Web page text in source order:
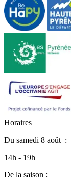
Horaires
Du samedi 8 août :
14h - 19h
De la saison :